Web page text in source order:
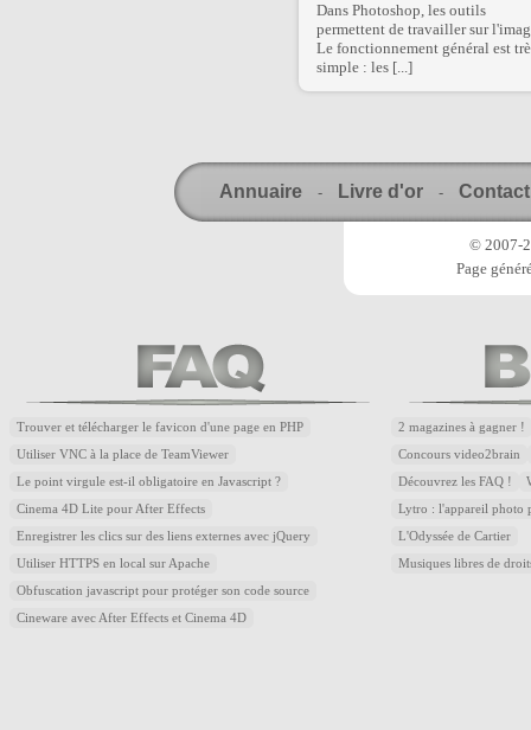
Dans Photoshop, les outils
permettent de travailler sur
Le fonctionnement général est
simple : les [...]
Annuaire - Livre d'or - Contact
© 2007-
Page
Trouver et télécharger le favicon d'une page en PHP
Utiliser VNC à la place de TeamViewer
Le point virgule est-il obligatoire en Javascript ?
Cinema 4D Lite pour After Effects
Enregistrer les clics sur des liens externes avec jQuery
Utiliser HTTPS en local sur Apache
Obfuscation javascript pour protéger son code source
Cineware avec After Effects et Cinema 4D
2 magazines à gagner !
Concours video2brain
Découvrez les FAQ !
Lytro : l'appareil photo
L'Odyssée de Cartier
Musiques libres de